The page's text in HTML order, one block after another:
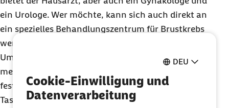
DEU
Cookie-Einwilligung und
Datenverarbeitung
ein Urologe. Wer möchte, kann sich auch direkt an
ein spezielles Behandlungszentrum für Brustkrebs
wenden.
Um eine Diagnose zu treffen, gibt es ein
mehrstufiges Verfahren: Um ein Mammakarzinom
festzustellen, nutzt der Arzt neben einer
Tastuntersuchung häufig auch bildgebende